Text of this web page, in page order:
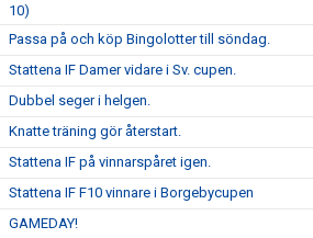
10)
Passa på och köp Bingolotter till söndag.
Stattena IF Damer vidare i Sv. cupen.
Dubbel seger i helgen.
Knatte träning gör återstart.
Stattena IF på vinnarspåret igen.
Stattena IF F10 vinnare i Borgebycupen
GAMEDAY!